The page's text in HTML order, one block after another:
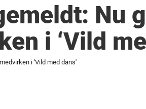
Nu
i ‘Vild
i 'Vild med dans'